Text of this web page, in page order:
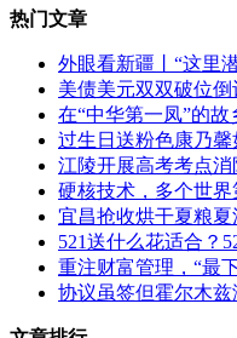
热门文章
外眼看新疆丨“这里
美债美元双双破位
在“中华第一凤”的
过生日送粉色康乃
江陵开展高考考点消
硬核技术，多个世
宜昌抢收烘干夏粮夏
521送什么花适合？
重注财富管理，“最
协议虽签但霍尔木